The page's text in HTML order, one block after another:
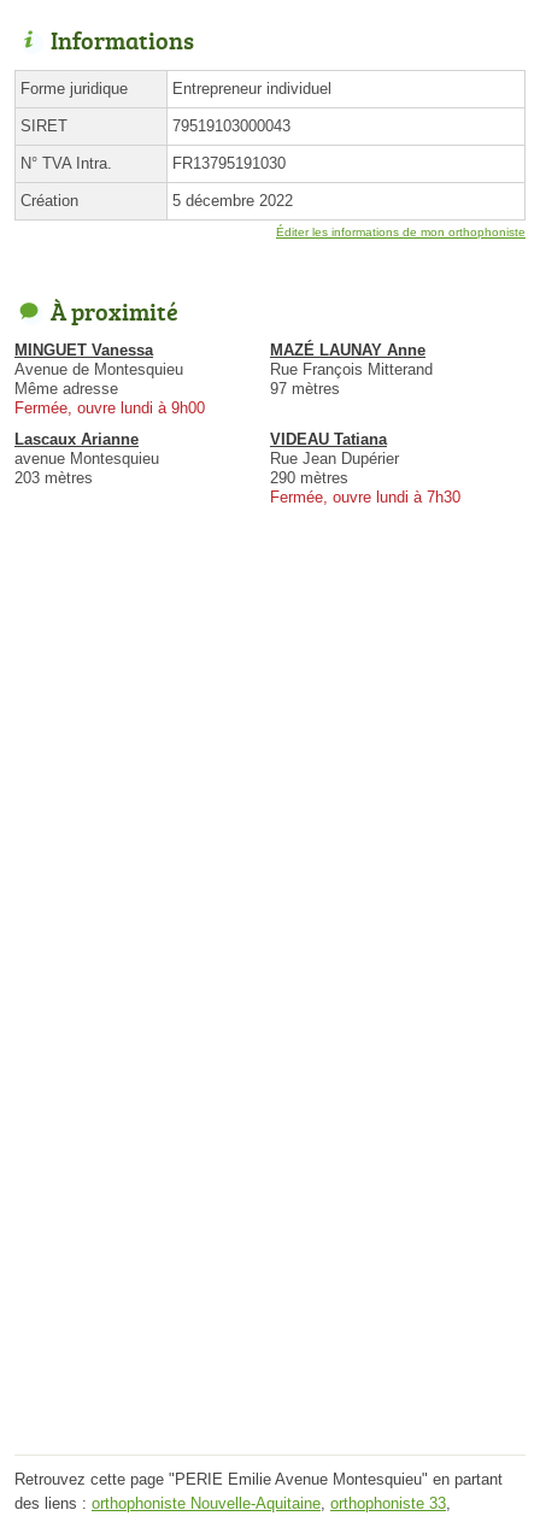
Informations
Forme juridique Entrepreneur individuel
SIRET 79519103000043
N° TVA Intra. FR13795191030
Création 5 décembre 2022
Éditer les informations de mon orthophoniste
À proximité
MINGUET Vanessa
Avenue de Montesquieu
Même adresse
Fermée, ouvre lundi à 9h00
MAZÉ LAUNAY Anne
Rue François Mitterand
97 mètres
Lascaux Arianne
avenue Montesquieu
203 mètres
VIDEAU Tatiana
Rue Jean Dupérier
290 mètres
Fermée, ouvre lundi à 7h30
Retrouvez cette page "PERIE Emilie Avenue Montesquieu" en partant
des liens : orthophoniste Nouvelle-Aquitaine orthophoniste 33